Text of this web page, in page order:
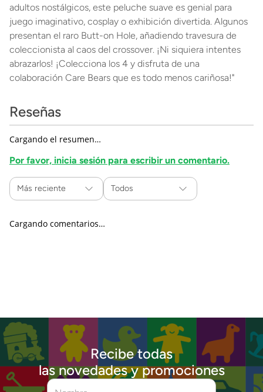
adultos nostálgicos, este peluche suave es genial para
juego imaginativo, cosplay o exhibición divertida. Algunos
presentan el raro Butt-on Hole, añadiendo travesura de
coleccionista al caos del crossover. ¡Ni siquiera intentes
abrazarlos! ¡Colecciona los 4 y disfruta de una
colaboración Care Bears que es todo menos cariñosa!"
Reseñas
Cargando el resumen…
Por favor, inicia sesión para escribir un comentario.
Más reciente Todos
Cargando comentarios…
Recibe todas
las novedades y promociones